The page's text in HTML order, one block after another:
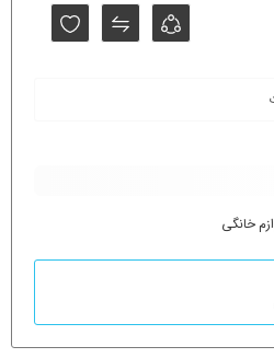
خانگی